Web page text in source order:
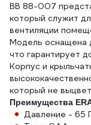
ВВ 88-007
который служит
вентиляции
Модель оснащена
что гарантирует
Корпус и
который не
Преимущества
Давление - 65